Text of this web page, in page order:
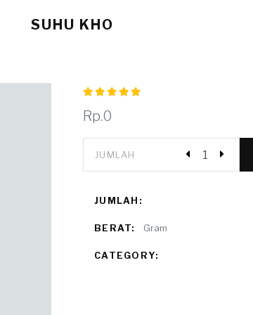
SUHU KHO
Rp.0
JUMLAH
JUMLAH:
BERAT: Gram
CATEGORY: